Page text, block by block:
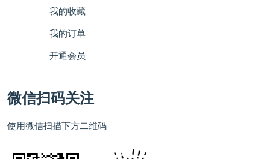
我的收藏
我的订单
开通会员
微信扫码关注
使用微信扫描下方二维码